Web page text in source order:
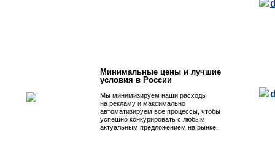
Минимальные цены и лучшие
условия в России
Мы минимизируем наши расходы
на рекламу и максимально
автоматизируем все процессы, чтобы
успешно конкурировать с любым
актуальным предложением на рынке.